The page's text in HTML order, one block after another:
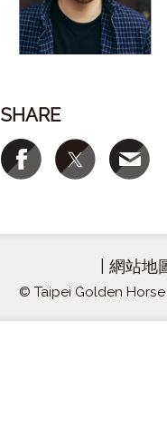
SHARE
網站地
© Taipei Golden